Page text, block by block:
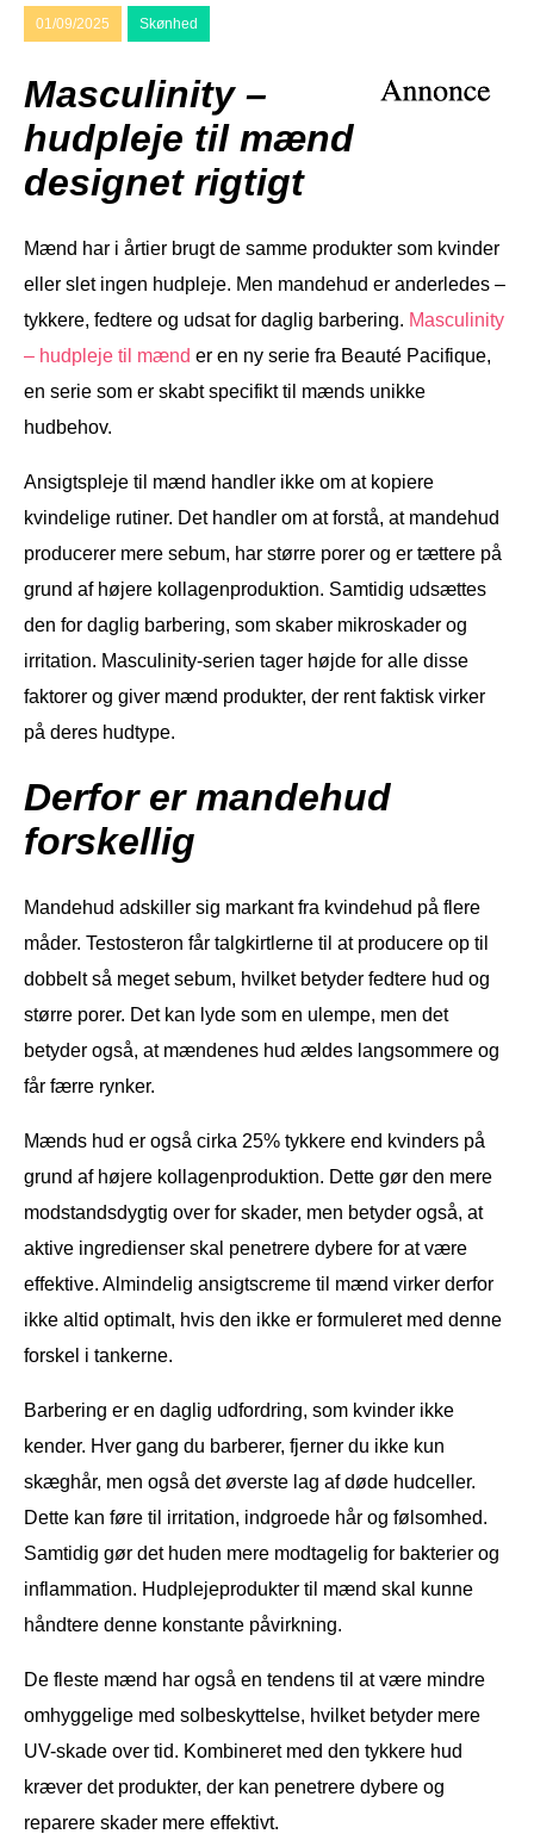
01/09/2025 Skønhed
Masculinity –
hudpleje til mænd
designet rigtigt
Mænd har i årtier brugt de samme produkter som kvinder
eller slet ingen hudpleje. Men mandehud er anderledes –
tykkere, fedtere og udsat for daglig barbering. Masculinity
– hudpleje til mænd er en ny serie fra Beauté Pacifique,
en serie som er skabt specifikt til mænds unikke
hudbehov.
Ansigtspleje til mænd handler ikke om at kopiere
kvindelige rutiner. Det handler om at forstå, at mandehud
producerer mere sebum, har større porer og er tættere på
grund af højere kollagenproduktion. Samtidig udsættes
den for daglig barbering, som skaber mikroskader og
irritation. Masculinity-serien tager højde for alle disse
faktorer og giver mænd produkter, der rent faktisk virker
på deres hudtype.
Derfor er mandehud
forskellig
Mandehud adskiller sig markant fra kvindehud på flere
måder. Testosteron får talgkirtlerne til at producere op til
dobbelt så meget sebum, hvilket betyder fedtere hud og
større porer. Det kan lyde som en ulempe, men det
betyder også, at mændenes hud ældes langsommere og
får færre rynker.
Mænds hud er også cirka 25% tykkere end kvinders på
grund af højere kollagenproduktion. Dette gør den mere
modstandsdygtig over for skader, men betyder også, at
aktive ingredienser skal penetrere dybere for at være
effektive. Almindelig ansigtscreme til mænd virker derfor
ikke altid optimalt, hvis den ikke er formuleret med denne
forskel i tankerne.
Barbering er en daglig udfordring, som kvinder ikke
kender. Hver gang du barberer, fjerner du ikke kun
skæghår, men også det øverste lag af døde hudceller.
Dette kan føre til irritation, indgroede hår og følsomhed.
Samtidig gør det huden mere modtagelig for bakterier og
inflammation. Hudplejeprodukter til mænd skal kunne
håndtere denne konstante påvirkning.
De fleste mænd har også en tendens til at være mindre
omhyggelige med solbeskyttelse, hvilket betyder mere
UV-skade over tid. Kombineret med den tykkere hud
kræver det produkter, der kan penetrere dybere og
reparere skader mere effektivt.